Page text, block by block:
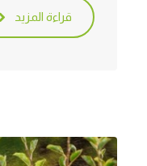
قراءة المزيد